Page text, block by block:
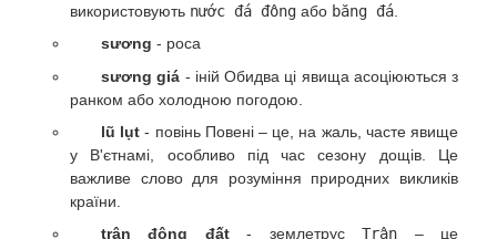
використовують nước đá đông або băng đá
sương - роса
sương giá - іній Обидва ці явища асоціюються з
ранком або холодною погодою.
lũ lụt - повінь Повені – це, на жаль, часте явище
у В'єтнамі, особливо під час сезону дощів. Це
важливе слово для розуміння природних викликів
країни.
trận động đất- землетрусTrận – це